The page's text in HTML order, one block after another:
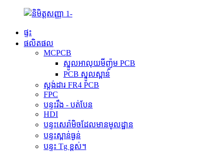
ផ្ទះ
ផលិតផល
MCPCB
ស្នូលអាលុយមីញ៉ូម PCB
PCB ស្នូលស្ពាន់
ស្តង់ដារ FR4 PCB
FPC
បន្ទះរឹង - បត់បែន
HDI
បន្ទះសេរ៉ាមិចដែលមានមូលដ្ឋាន
បន្ទះស្ពាន់ធ្ងន់
បន្ទះ Tg ខ្ពស់។